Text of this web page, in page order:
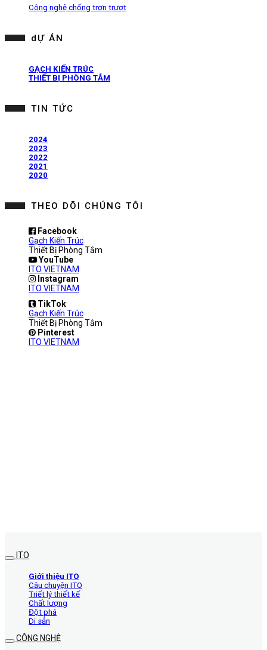
Công nghệ chống trơn trượt
dỰ ÁN
GẠCH KIẾN TRÚC
THIẾT BỊ PHÒNG TẮM
TIN TỨC
2024
2023
2022
2021
2020
THEO DÕI CHÚNG TÔI
Facebook
Gạch Kiến Trúc
Thiết Bị Phòng Tắm
YouTube
ITO VIETNAM
Instagram
ITO VIETNAM
TikTok
Gạch Kiến Trúc
Thiết Bị Phòng Tắm
Pinterest
ITO VIETNAM
ITO
Giới thiệu ITO
Câu chuyện ITO
Triết lý thiết kế
Chất lượng
Đột phá
Di sản
CÔNG NGHỆ